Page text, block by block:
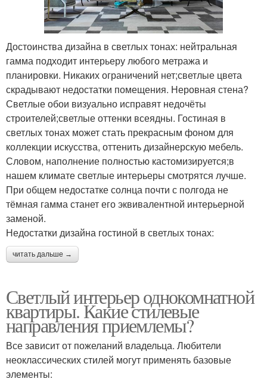
Достоинства дизайна в светлых тонах: нейтральная
гамма подходит интерьеру любого метража и
планировки. Никаких ограничений нет;светлые цвета
скрадывают недостатки помещения. Неровная стена?
Светлые обои визуально исправят недочёты
строителей;светлые оттенки всеядны. Гостиная в
светлых тонах может стать прекрасным фоном для
коллекции искусства, оттенить дизайнерскую мебель.
Словом, наполнение полностью кастомизируется;в
нашем климате светлые интерьеры смотрятся лучше.
При общем недостатке солнца почти с полгода не
тёмная гамма станет его эквивалентной интерьерной
заменой.
Недостатки дизайна гостиной в светлых тонах:
читать дальше →
Светлый интерьер однокомнатной
квартиры. Какие стилевые
направления приемлемы?
Все зависит от пожеланий владельца. Любители
неоклассических стилей могут применять базовые
элементы: